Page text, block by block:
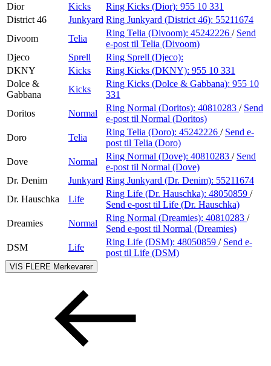
Dior
Kicks Ring Kicks (Dior): 955 10 331
District 46
Junkyard Ring Junkyard (District 46): 55211674
Divoom
Telia
Ring Telia (Divoom): 45242226 / Send
e-post til Telia (Divoom)
Djeco
Sprell
Ring Sprell (Djeco):
DKNY
Kicks Ring Kicks (DKNY): 955 10 331
Dolce &
Gabbana
Kicks
Ring Kicks (Dolce & Gabbana): 955 10
331
Doritos
Normal
Ring Normal (Doritos): 40810283 / Send
e-post til Normal (Doritos)
Doro
Telia
Ring Telia (Doro): 45242226 / Send e-
post til Telia (Doro)
Dove
Normal
Ring Normal (Dove): 40810283 / Send
e-post til Normal (Dove)
Dr. Denim
Junkyard Ring Junkyard (Dr. Denim): 55211674
Dr. Hauschka
Life
Ring Life (Dr. Hauschka): 48050859 /
Send e-post til Life (Dr. Hauschka)
Dreamies
Normal
Ring Normal (Dreamies): 40810283 /
Send e-post til Normal (Dreamies)
DSM
Life
Ring Life (DSM): 48050859 / Send e-
post til Life (DSM)
VIS FLERE Merkevarer